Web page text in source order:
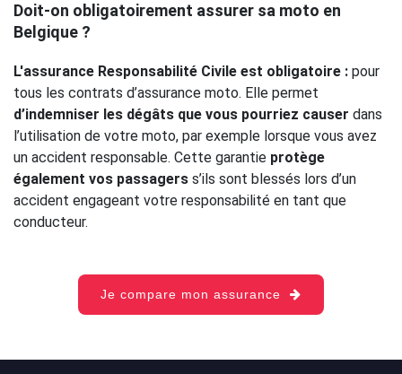
Doit-on obligatoirement assurer sa moto en
Belgique ?
L'assurance Responsabilité Civile est obligatoire : pour
tous les contrats d’assurance moto. Elle permet
d’indemniser les dégâts que vous pourriez causer dans
l’utilisation de votre moto, par exemple lorsque vous avez
un accident responsable. Cette garantie protège
également vos passagers s’ils sont blessés lors d’un
accident engageant votre responsabilité en tant que
conducteur.
Je compare mon assurance